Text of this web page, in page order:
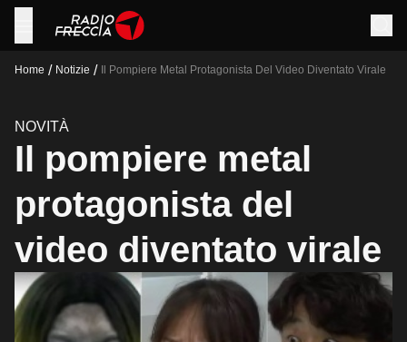
Home / Notizie / Il Pompiere Metal Protagonista Del Video Diventato Virale
NOVITÀ
Il pompiere metal
protagonista del
video diventato virale